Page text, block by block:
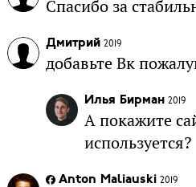
Спасибо за
Дмитрий 2019
добавьте Вк
Илья Бирман 2019
А покажите
используется?
Anton Maliauski 2019